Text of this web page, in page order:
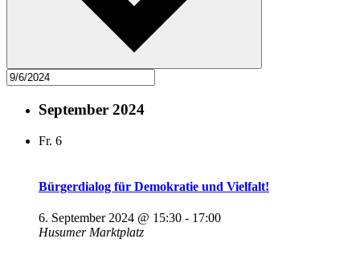
September 2024
Fr. 6
Bürgerdialog für Demokratie und Vielfalt!
6. September 2024 @ 15:30 - 17:00
Husumer Marktplatz